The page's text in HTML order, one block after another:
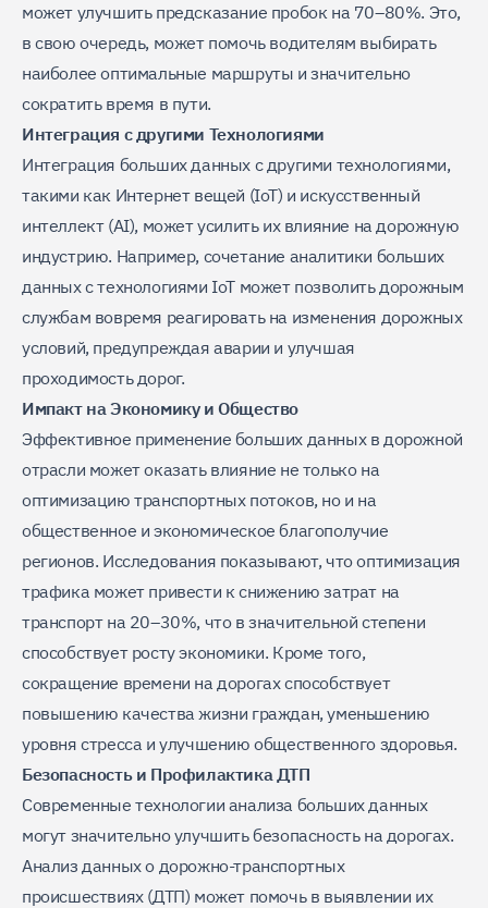
может улучшить предсказание пробок на 70–80%. Это,
в свою очередь, может помочь водителям выбирать
наиболее оптимальные маршруты и значительно
сократить время в пути.
Интеграция с другими Технологиями
Интеграция больших данных с другими технологиями,
такими как Интернет вещей (IoT) и искусственный
интеллект (AI), может усилить их влияние на дорожную
индустрию. Например, сочетание аналитики больших
данных с технологиями IoT может позволить дорожным
службам вовремя реагировать на изменения дорожных
условий, предупреждая аварии и улучшая
проходимость дорог.
Импакт на Экономику и Общество
Эффективное применение больших данных в дорожной
отрасли может оказать влияние не только на
оптимизацию транспортных потоков, но и на
общественное и экономическое благополучие
регионов. Исследования показывают, что оптимизация
трафика может привести к снижению затрат на
транспорт на 20–30%, что в значительной степени
способствует росту экономики. Кроме того,
сокращение времени на дорогах способствует
повышению качества жизни граждан, уменьшению
уровня стресса и улучшению общественного здоровья.
Безопасность и Профилактика ДТП
Современные технологии анализа больших данных
могут значительно улучшить безопасность на дорогах.
Анализ данных о дорожно-транспортных
происшествиях (ДТП) может помочь в выявлении их